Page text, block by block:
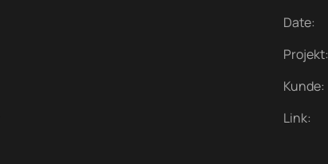
Date:
Projekt:
Kunde:
Link: